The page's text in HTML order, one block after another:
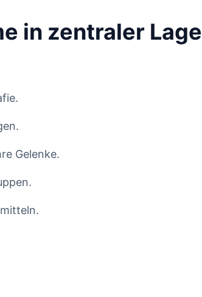
in zentraler Lage
Gelenke.